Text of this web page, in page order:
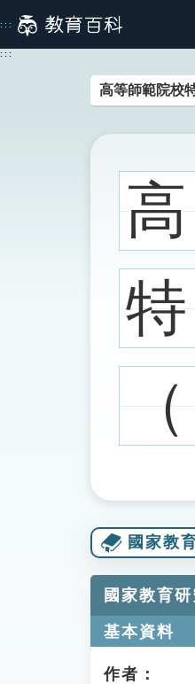
到
主
:::
:::
高
特
（
國家教
國家教育
基本資料
作者：